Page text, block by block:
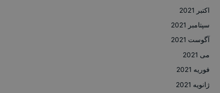
اکتبر 2021
سپتامبر 2021
آگوست 2021
می 2021
فوریه 2021
ژانویه 2021